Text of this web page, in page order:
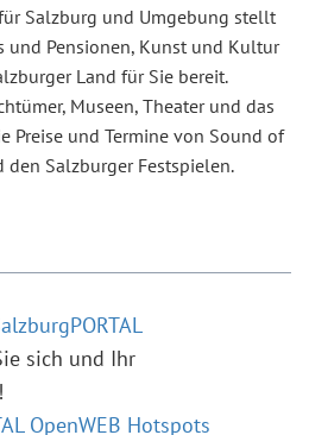
Salzburg und Umgebung stellt
und Pensionen, Kunst und Kultur
Land für Sie bereit.
Museen, Theater und das
Preise und Termine von Sound of
den Salzburger Festspielen.
sich und Ihr
OpenWEB Hotspots